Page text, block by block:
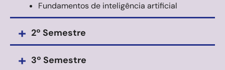
Fundamentos de inteligência artificial
+ 2º Semestre
+ 3º Semestre